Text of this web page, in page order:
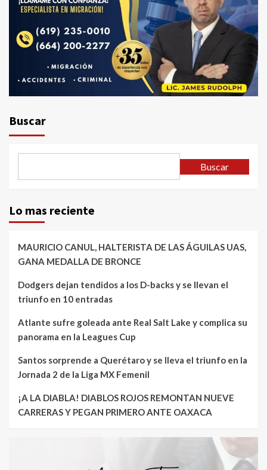
Buscar
Buscar
Lo mas reciente
MAURICIO CANUL, HALTERISTA DE LAS ÁGUILAS UAS,
GANA MEDALLA DE BRONCE
Dodgers dejan tendidos a los D-backs y se llevan el
triunfo en 10 entradas
Atlante sufre goleada ante Real Salt Lake y complica su
panorama en la Leagues Cup
Santos sorprende a Querétaro y se lleva el triunfo en la
Jornada 2 de la Liga MX Femenil
¡A LA DIABLA! DIABLOS ROJOS REMONTAN NUEVE
CARRERAS Y PEGAN PRIMERO ANTE OAXACA